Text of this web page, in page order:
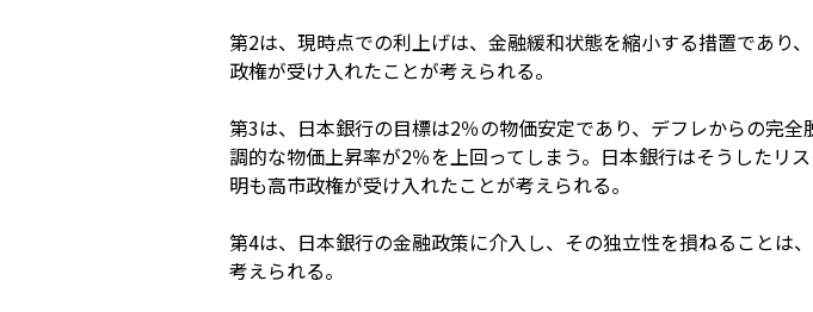
第2は、現時点での利上げは、金融緩和状態を縮小する措置であり
政権が受け入れたことが考えられる。
第3は、日本銀行の目標は2％の物価安定であり、デフレからの完
調的な物価上昇率が2％を上回ってしまう。日本銀行はそうしたリ
明も高市政権が受け入れたことが考えられる。
第4は、日本銀行の金融政策に介入し、その独立性を損ねることは
考えられる。